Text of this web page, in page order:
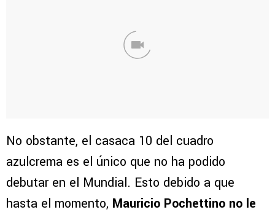
No obstante, el casaca 10 del cuadro
azulcrema es el único que no ha podido
debutar en el Mundial. Esto debido a que
hasta el momento, Mauricio Pochettino no le